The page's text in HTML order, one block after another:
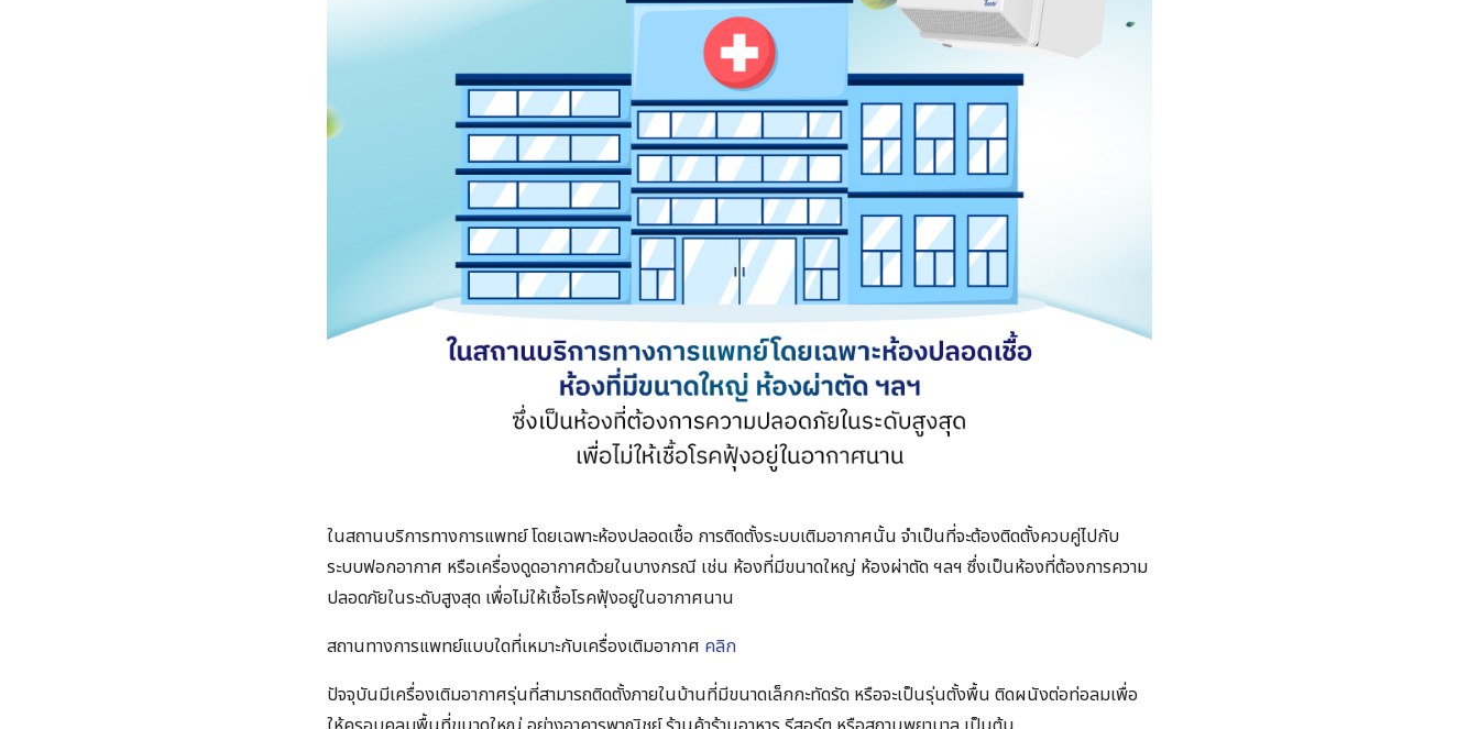
ในสถานบริการทางการแพทย์ โดยเฉพาะห้องปลอดเชื้อ การติดตั้งระบบเติมอากาศนั้น จำเป็นที่จะต้องติดตั้งควบคู่ไปกับ
ระบบฟอกอากาศ หรือเครื่องดูดอากาศด้วยในบางกรณี เช่น​ ห้องที่มีขนาดใหญ่ ห้องผ่าตัด ฯลฯ​ ซึ่งเป็นห้องที่ต้องการความ
ปลอดภัยในระดับสูงสุด เพื่อไม่ให้เชื้อโรคฟุ้งอยู่ในอากาศนาน
สถานทางการแพทย์แบบใดที่เหมาะกับเครื่องเติมอากาศ คลิก
ปัจจุบันมีเครื่องเติมอากาศรุ่นที่สามารถติดตั้งภายในบ้านที่มีขนาดเล็กกะทัดรัด หรือจะเป็นรุ่นตั้งพื้น ติดผนังต่อท่อลมเพื่อ